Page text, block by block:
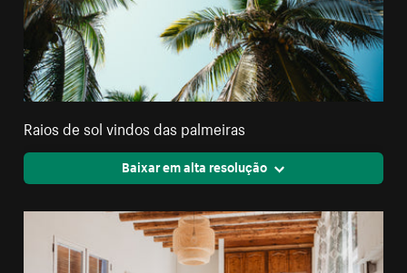
Raios de sol vindos das palmeiras
Baixar em alta resolução